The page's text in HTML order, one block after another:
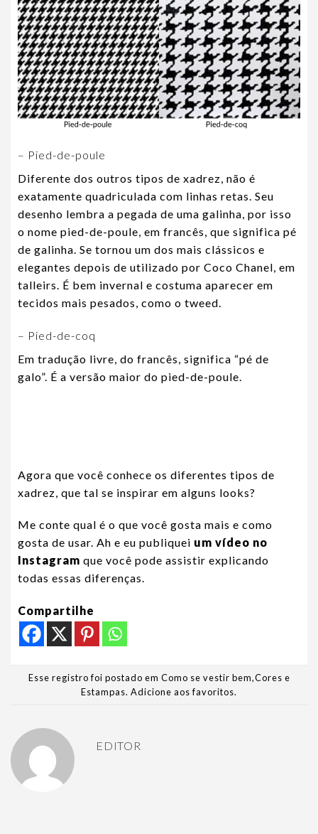
– Pied-de-poule
Diferente dos outros tipos de xadrez, não é
exatamente quadriculada com linhas retas. Seu
desenho lembra a pegada de uma galinha, por isso
o nome pied-de-poule, em francês, que significa pé
de galinha. Se tornou um dos mais clássicos e
elegantes depois de utilizado por Coco Chanel, em
talleirs. É bem invernal e costuma aparecer em
tecidos mais pesados, como o tweed.
– Pied-de-coq
Em tradução livre, do francês, significa “pé de
galo”. É a versão maior do pied-de-poule.
Agora que você conhece os diferentes tipos de
xadrez, que tal se inspirar em alguns looks?
Me conte qual é o que você gosta mais e como
gosta de usar. Ah e eu publiquei um vídeo no
Instagram que você pode assistir explicando
todas essas diferenças.
Compartilhe
Esse registro foi postado em Como se vestir bem,Cores e
Estampas. Adicione aos favoritos.
EDITOR